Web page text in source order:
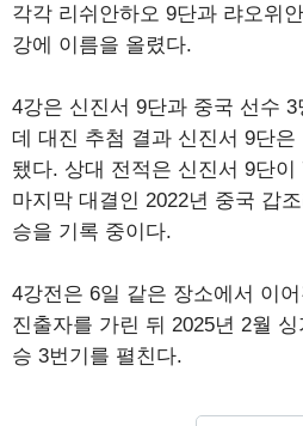
각각 리쉬안하오 9단과 랴오위
강에 이름을 올렸다.
4강은 신진서 9단과 중국 선수
데 대진 추첨 결과 신진서 9단은
됐다. 상대 전적은 신진서 9단
마지막 대결인 2022년 중국 갑
승을 기록 중이다.
4강전은 6일 같은 장소에서 이
진출자를 가린 뒤 2025년 2월
승 3번기를 펼친다.